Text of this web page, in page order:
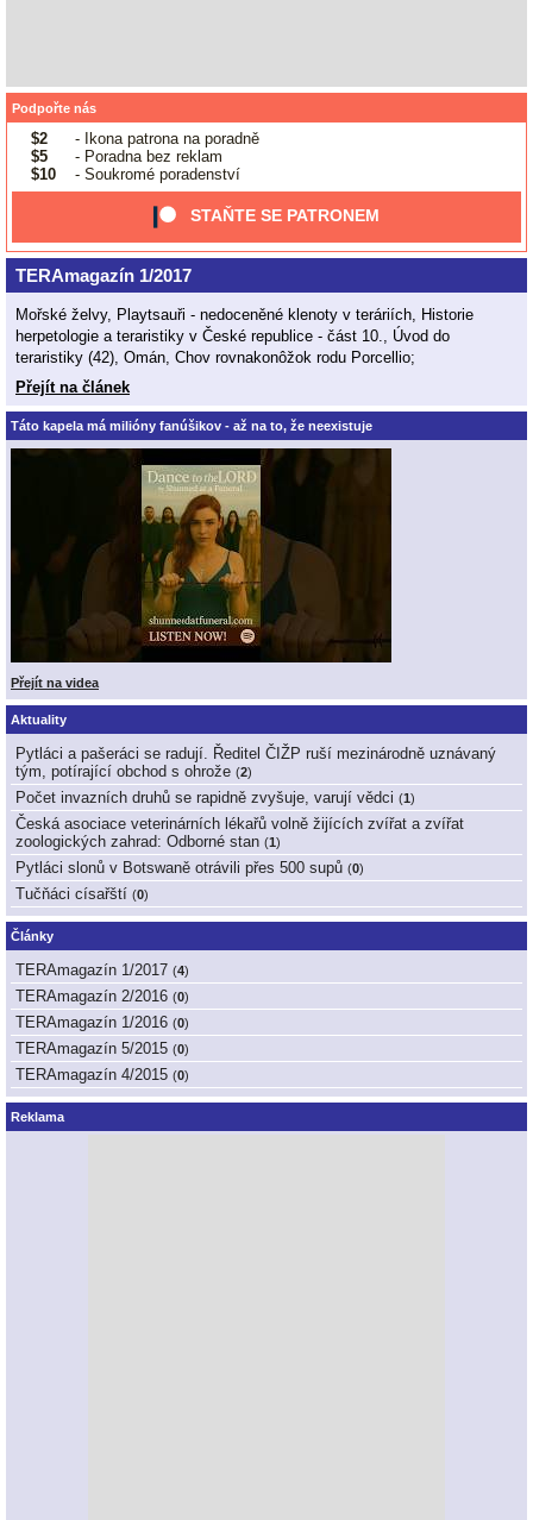
Podpořte nás
$2
- Ikona patrona na poradně
$5
- Poradna bez reklam
$10
- Soukromé poradenství
STAŇTE SE PATRONEM
TERAmagazín 1/2017
Mořské želvy, Playtsauři - nedoceněné klenoty v teráriích, Historie
herpetologie a teraristiky v České republice - část 10., Úvod do
teraristiky (42), Omán, Chov rovnakonôžok rodu Porcellio;
Přejít na článek
Táto kapela má milióny fanúšikov - až na to, že neexistuje
Přejít na videa
Aktuality
Pytláci a pašeráci se radují. Ředitel ČIŽP ruší mezinárodně uznávaný
tým, potírající obchod s ohrože (2)
Počet invazních druhů se rapidně zvyšuje, varují vědci (1 )
Česká asociace veterinárních lékařů volně žijících zvířat a zvířat
zoologických zahrad: Odborné stan (1 )
Pytláci slonů v Botswaně otrávili přes 500 supů (0)
Tučňáci císařští (0)
Články
TERAmagazín 1/2017 (4)
TERAmagazín 2/2016 (0)
TERAmagazín 1/2016 (0)
TERAmagazín 5/2015 (0)
TERAmagazín 4/2015 (0)
Reklama